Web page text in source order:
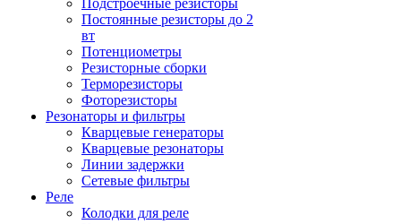
Подстроечные резисторы
Постоянные резисторы до 2
вт
Потенциометры
Резисторные сборки
Терморезисторы
Фоторезисторы
Резонаторы и фильтры
Кварцевые генераторы
Кварцевые резонаторы
Линии задержки
Сетевые фильтры
Реле
Колодки для реле